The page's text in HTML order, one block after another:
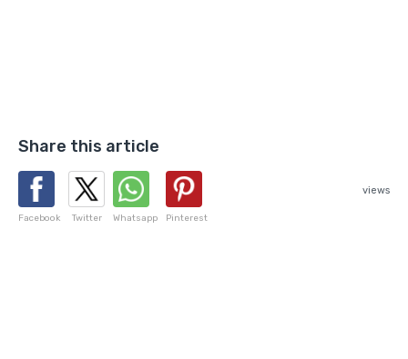
Share this article
Facebook Twitter Whatsapp Pinterest
views